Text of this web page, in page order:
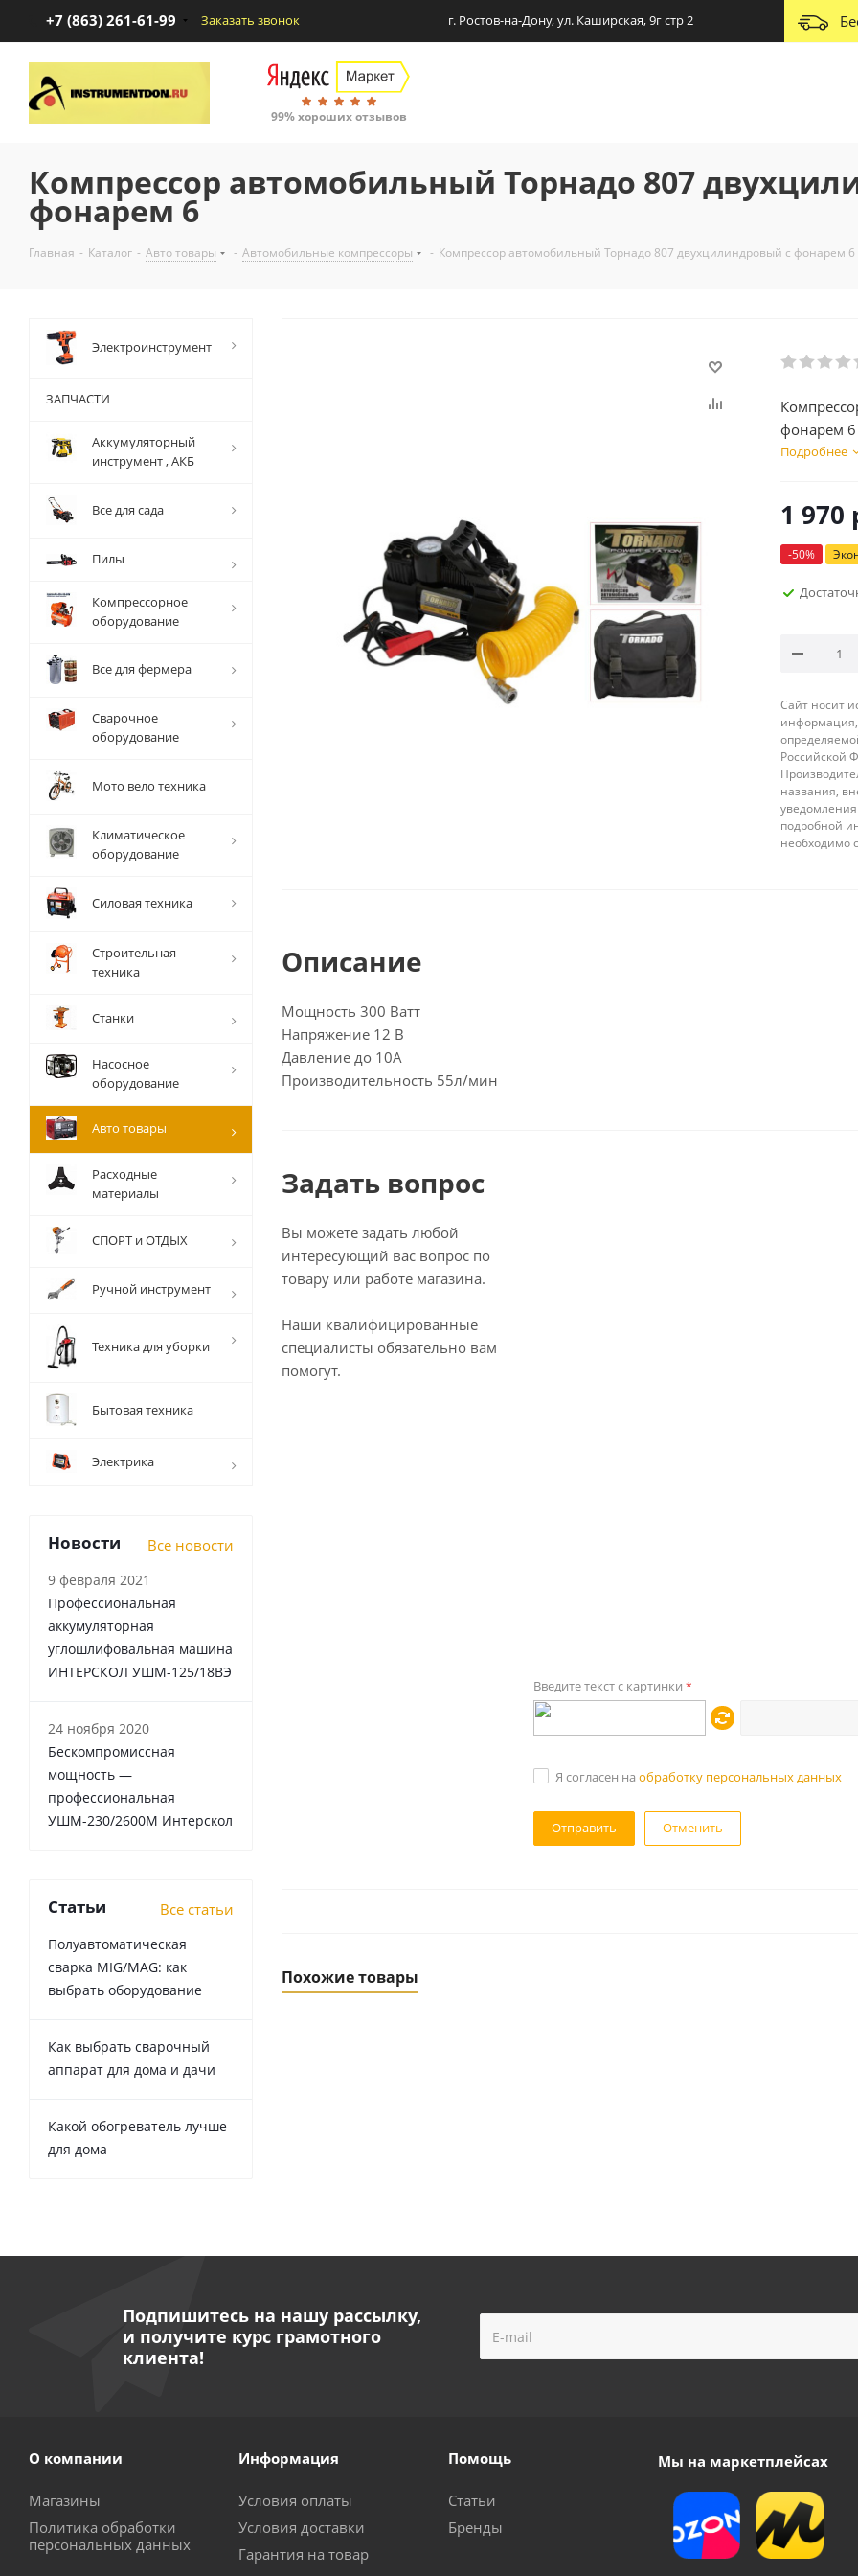
+7 (863) 261-61-99 Заказать звонок г. Ростов-на-Дону, ул. Каширская, 9г стр 2
99% хороших отзывов
Компрессор автомобильный Торнадо 807
фонарем 6
Главная - Каталог - Авто товары - Автомобильные компрессоры - Компрессор автомобильный Торнадо 807 двухцилиндровый с фонарем 6
фонарем 6
Подробнее
1 970
-50%
Сайт носит
информация,
Российской
названия,
подробной
необходимо
Описание
Мощность 300 Ватт
Напряжение 12 В
Давление до 10А
Производительность 55л/мин
Задать вопрос
Вы можете задать любой
интересующий вас вопрос по
товару или работе магазина.
Наши квалифицированные
специалисты обязательно вам
помогут.
Введите текст с картинки *
Я согласен на обработку персональных данных
Отменить
Похожие товары
Насос ручной для мяча TREK (25см) гибкий,шланг,игла,насадка для фитбола
Электроинструмент
ЗАПЧАСТИ
Аккумуляторный
инструмент , АКБ
Все для сада
Пилы
Компрессорное
оборудование
Все для фермера
Сварочное
оборудование
Мото вело техника
Климатическое
оборудование
Силовая техника
Строительная
техника
Станки
Насосное
оборудование
Авто товары
Расходные
материалы
СПОРТ и ОТДЫХ
Ручной инструмент
Техника для уборки
Бытовая техника
Электрика
Новости Все новости
9 февраля 2021
Профессиональная
аккумуляторная
углошлифовальная машина
ИНТЕРСКОЛ УШМ-125/18ВЭ
24 ноября 2020
Бескомпромиссная
мощность —
профессиональная
УШМ-230/2600М Интерскол
Статьи Все статьи
Полуавтоматическая
сварка MIG/MAG: как
выбрать оборудование
Как выбрать сварочный
аппарат для дома и дачи
Какой обогреватель лучше
для дома
Подпишитесь на нашу рассылку,
и получите курс грамотного
клиента!
О компании
Магазины
Политика обработки
персональных данных
Информация
Условия оплаты
Условия доставки
Гарантия на товар
Помощь
Статьи
Бренды
Мы на маркетплейсах